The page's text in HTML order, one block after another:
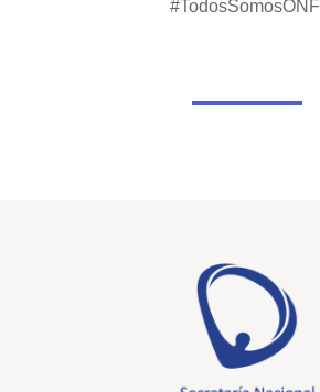
#TodosSomosONFI